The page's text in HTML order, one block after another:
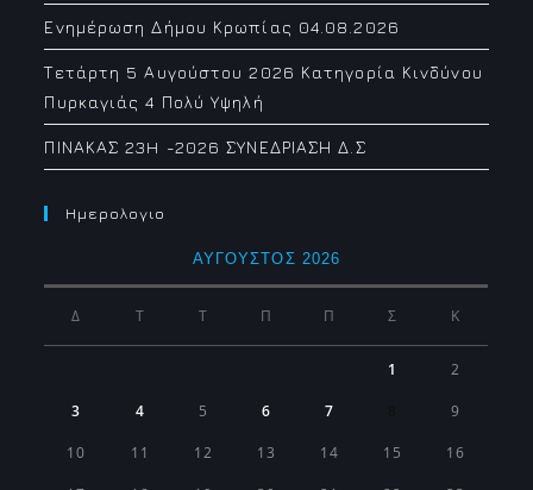
Ενημέρωση Δήμου Κρωπίας 04.08.2026
Τετάρτη 5 Αυγούστου 2026 Κατηγορία Κινδύνου
Πυρκαγιάς 4 Πολύ Υψηλή
ΠΙΝΑΚΑΣ 23H -2026 ΣΥΝΕΔΡΙΑΣΗ Δ.Σ
Ημερολογιο
ΑΎΓΟΥΣΤΟΣ 2026
Δ Τ Τ Π Π Σ Κ
1 2
3 4 5 6 7 9
10 11 12 13 14 15 16